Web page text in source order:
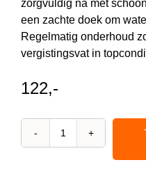
zorgvuldig na met
een zachte doek om
Regelmatig onderhoud
vergistingsvat in
122,-
Vergistingsvat